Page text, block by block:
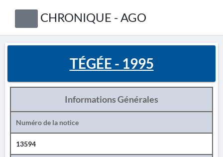
CHRONIQUE - AGO
TÉGÉE - 1995
Informations Générales
Numéro de la notice
13594